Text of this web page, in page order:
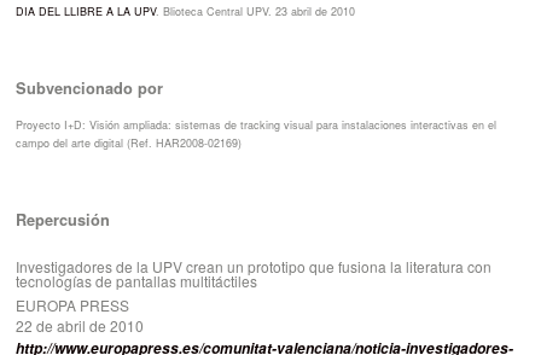
DIA DEL LLIBRE A LA UPV. Blioteca Central UPV. 23 abril de 2010
Subvencionado por
Proyecto I+D: Visión ampliada: sistemas de tracking visual para instalaciones interactivas en el
campo del arte digital (Ref. HAR2008-02169)
Repercusión
Investigadores de la UPV crean un prototipo que fusiona la literatura con
tecnologías de pantallas multitáctiles
EUROPA PRESS
22 de abril de 2010
http://www.europapress.es/comunitat-valenciana/noticia-investigadores-